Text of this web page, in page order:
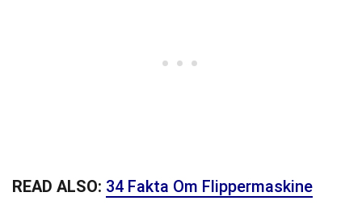
READ ALSO: 34 Fakta Om Flippermaskine